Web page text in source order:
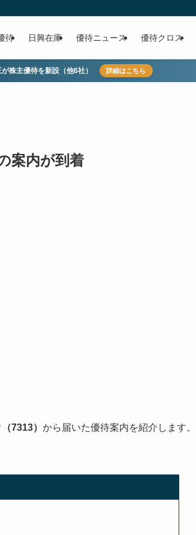
待 日興在庫 優待ニュース 優待クロス
株主優待を新設（他6社） 詳細はこちら
案内が到着
7313） から届いた優待案内を紹介します。